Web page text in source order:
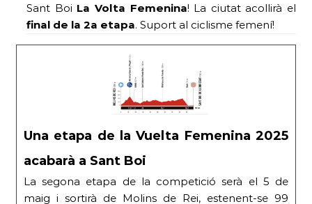
Sant Boi La Volta Femenina! La ciutat acollirà el
final de la 2a etapa. Suport al ciclisme femení!
Una etapa de la Vuelta Femenina 2025
acabarà a Sant Boi
La segona etapa de la competició serà el 5 de
maig i sortirà de Molins de Rei, estenent-se 99